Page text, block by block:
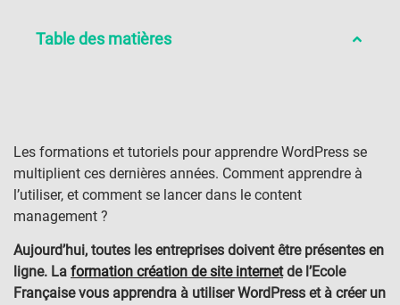
Table des matières
Les formations et tutoriels pour apprendre WordPress se
multiplient ces dernières années. Comment apprendre à
l’utiliser, et comment se lancer dans le content
management ?
Aujourd’hui, toutes les entreprises doivent être présentes en
ligne. La formation création de site internetde l’Ecole
Française vous apprendra à utiliser WordPress et à créer un